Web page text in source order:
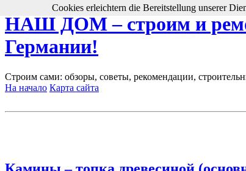
НАШ ДОМ – строим и
Германии!
Строим сами: обзоры, советы, рекомендации,
На начало Карта сайта
Cookies erleichtern die Bereitstellung unserer